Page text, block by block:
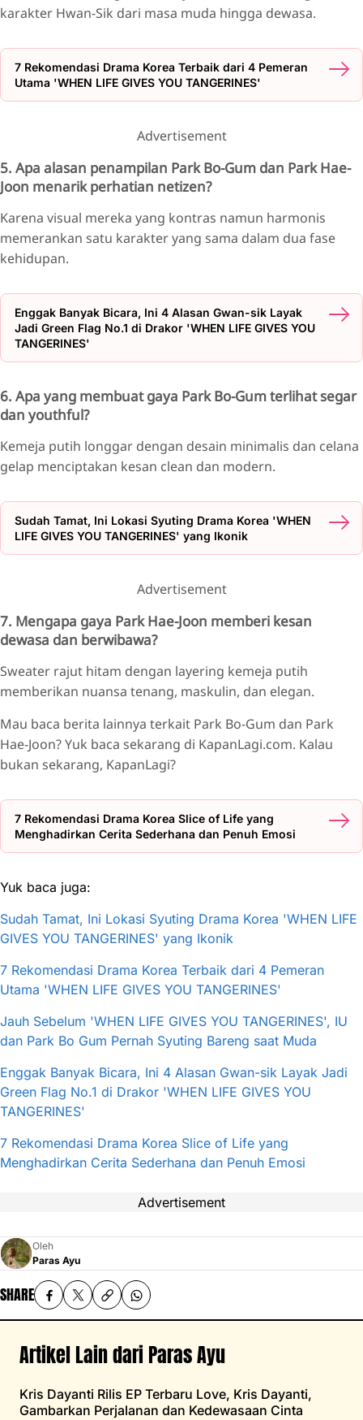
karakter Hwan-Sik dari masa muda hingga dewasa.
7 Rekomendasi Drama Korea Terbaik dari 4 Pemeran
Utama 'WHEN LIFE GIVES YOU TANGERINES'
Advertisement
5. Apa alasan penampilan Park Bo-Gum dan Park Hae-
Joon menarik perhatian netizen?
Karena visual mereka yang kontras namun harmonis
memerankan satu karakter yang sama dalam dua fase
kehidupan.
Enggak Banyak Bicara, Ini 4 Alasan Gwan-sik Layak
Jadi Green Flag No.1 di Drakor 'WHEN LIFE GIVES YOU
TANGERINES'
6. Apa yang membuat gaya Park Bo-Gum terlihat segar
dan youthful?
Kemeja putih longgar dengan desain minimalis dan celana
gelap menciptakan kesan clean dan modern.
Sudah Tamat, Ini Lokasi Syuting Drama Korea 'WHEN
LIFE GIVES YOU TANGERINES' yang Ikonik
Advertisement
7. Mengapa gaya Park Hae-Joon memberi kesan
dewasa dan berwibawa?
Sweater rajut hitam dengan layering kemeja putih
memberikan nuansa tenang, maskulin, dan elegan.
Mau baca berita lainnya terkait Park Bo-Gum dan Park
Hae-Joon? Yuk baca sekarang di KapanLagi.com. Kalau
bukan sekarang, KapanLagi?
7 Rekomendasi Drama Korea Slice of Life yang
Menghadirkan Cerita Sederhana dan Penuh Emosi
Yuk baca juga:
Sudah Tamat, Ini Lokasi Syuting Drama Korea 'WHEN LIFE
GIVES YOU TANGERINES' yang Ikonik
7 Rekomendasi Drama Korea Terbaik dari 4 Pemeran
Utama 'WHEN LIFE GIVES YOU TANGERINES'
Jauh Sebelum 'WHEN LIFE GIVES YOU TANGERINES', IU
dan Park Bo Gum Pernah Syuting Bareng saat Muda
Enggak Banyak Bicara, Ini 4 Alasan Gwan-sik Layak Jadi
Green Flag No.1 di Drakor 'WHEN LIFE GIVES YOU
TANGERINES'
7 Rekomendasi Drama Korea Slice of Life yang
Menghadirkan Cerita Sederhana dan Penuh Emosi
Advertisement
Oleh
Paras Ayu
SHARE
Artikel Lain dari Paras Ayu
Kris Dayanti Rilis EP Terbaru Love, Kris Dayanti,
Gambarkan Perjalanan dan Kedewasaan Cinta